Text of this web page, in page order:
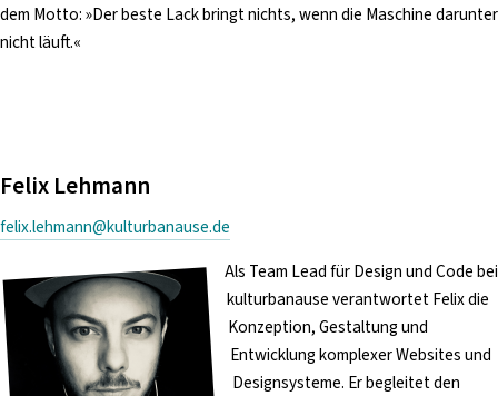
dem Motto: »Der beste Lack bringt nichts, wenn die Maschine darunter
nicht läuft.«
Felix Lehmann
felix.lehmann@kulturbanause.de
Als Team Lead für Design und Code bei
kulturbanause verantwortet Felix die
Konzeption, Gestaltung und
Entwicklung komplexer Websites und
Designsysteme. Er begleitet den